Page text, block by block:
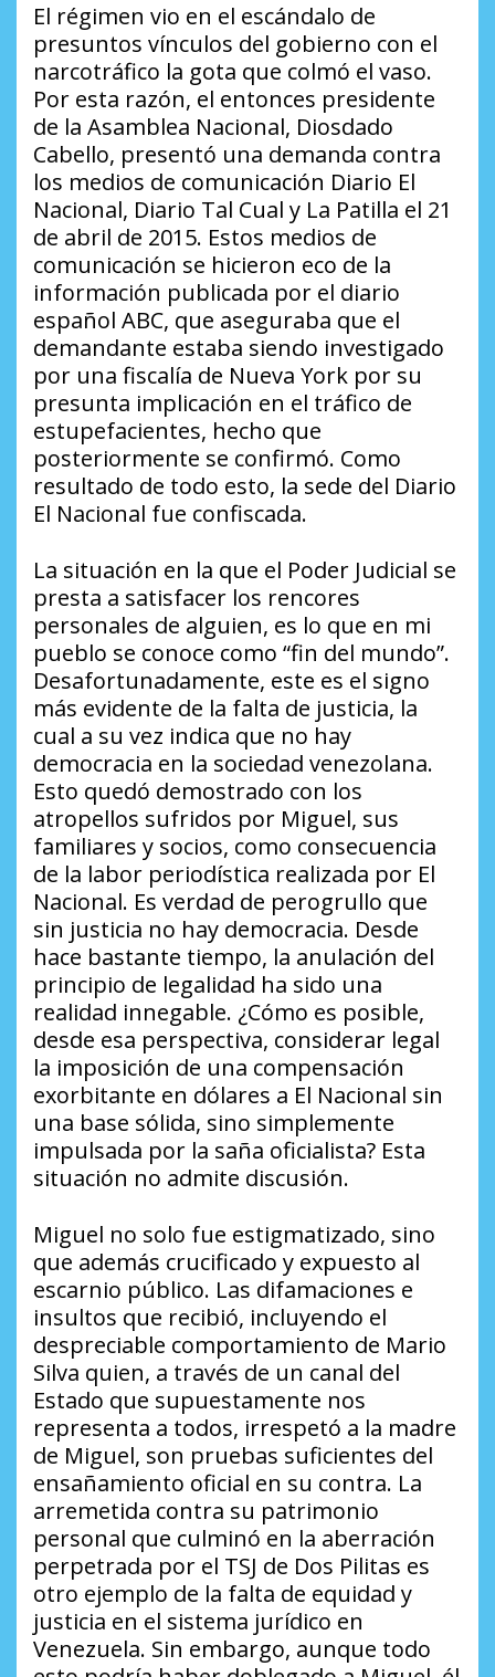
El régimen vio en el escándalo de
presuntos vínculos del gobierno con el
narcotráfico la gota que colmó el vaso.
Por esta razón, el entonces presidente
de la Asamblea Nacional, Diosdado
Cabello, presentó una demanda contra
los medios de comunicación Diario El
Nacional, Diario Tal Cual y La Patilla el 21
de abril de 2015. Estos medios de
comunicación se hicieron eco de la
información publicada por el diario
español ABC, que aseguraba que el
demandante estaba siendo investigado
por una fiscalía de Nueva York por su
presunta implicación en el tráfico de
estupefacientes, hecho que
posteriormente se confirmó. Como
resultado de todo esto, la sede del Diario
El Nacional fue confiscada.
La situación en la que el Poder Judicial se
presta a satisfacer los rencores
personales de alguien, es lo que en mi
pueblo se conoce como “fin del mundo”.
Desafortunadamente, este es el signo
más evidente de la falta de justicia, la
cual a su vez indica que no hay
democracia en la sociedad venezolana.
Esto quedó demostrado con los
atropellos sufridos por Miguel, sus
familiares y socios, como consecuencia
de la labor periodística realizada por El
Nacional. Es verdad de perogrullo que
sin justicia no hay democracia. Desde
hace bastante tiempo, la anulación del
principio de legalidad ha sido una
realidad innegable. ¿Cómo es posible,
desde esa perspectiva, considerar legal
la imposición de una compensación
exorbitante en dólares a El Nacional sin
una base sólida, sino simplemente
impulsada por la saña oficialista? Esta
situación no admite discusión.
Miguel no solo fue estigmatizado, sino
que además crucificado y expuesto al
escarnio público. Las difamaciones e
insultos que recibió, incluyendo el
despreciable comportamiento de Mario
Silva quien, a través de un canal del
Estado que supuestamente nos
representa a todos, irrespetó a la madre
de Miguel, son pruebas suficientes del
ensañamiento oficial en su contra. La
arremetida contra su patrimonio
personal que culminó en la aberración
perpetrada por el TSJ de Dos Pilitas es
otro ejemplo de la falta de equidad y
justicia en el sistema jurídico en
Venezuela. Sin embargo, aunque todo